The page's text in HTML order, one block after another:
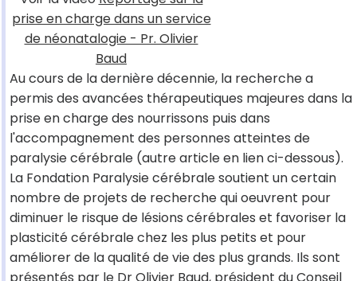
prise en charge dans un service
de néonatalogie - Pr. Olivier
Baud
Au cours de la dernière décennie, la recherche a
permis des avancées thérapeutiques majeures dans la
prise en charge des nourrissons puis dans
l'accompagnement des personnes atteintes de
paralysie cérébrale (autre article en lien ci-dessous).
La Fondation Paralysie cérébrale soutient un certain
nombre de projets de recherche qui oeuvrent pour
diminuer le risque de lésions cérébrales et favoriser la
plasticité cérébrale chez les plus petits et pour
améliorer de la qualité de vie des plus grands. Ils sont